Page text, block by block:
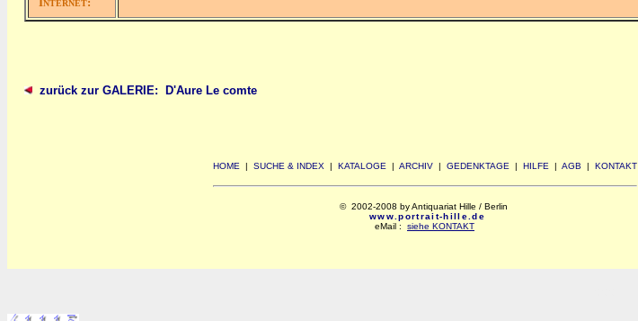
NTERNET
zurück zur GALERIE: D'Aure Le comte
HOME | SUCHE & INDEX | KATALOGE | ARCHIV| GEDENKTAGE | HILFE | AGB | KONTAKT
© 2002-2008 by Antiquariat Hille / Berlin
www.portrait-hille.de
eMail : siehe KONTAKT